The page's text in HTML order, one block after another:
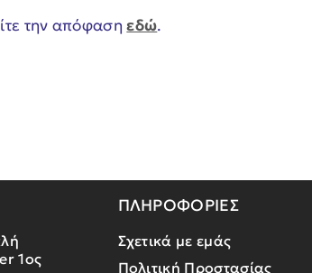
την απόφασηεδώ.
1ος
ΠΛΗΡΟΦΟΡΙΕΣ
Σχετικά με εμάς
Πολιτική Προστασίας